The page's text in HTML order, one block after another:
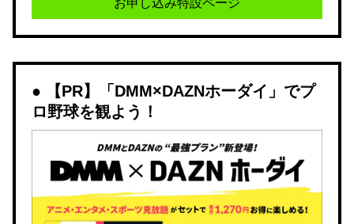
お申し込み特設ページ
【PR】「DMM×DAZNホーダイ」でプ
ロ野球を観よう！